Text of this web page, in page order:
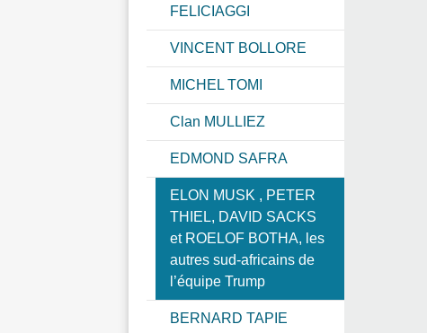
FELICIAGGI
VINCENT BOLLORE
MICHEL TOMI
Clan MULLIEZ
EDMOND SAFRA
ELON MUSK , PETER
THIEL, DAVID SACKS
et ROELOF BOTHA, les
autres sud-africains de
l’équipe Trump
BERNARD TAPIE